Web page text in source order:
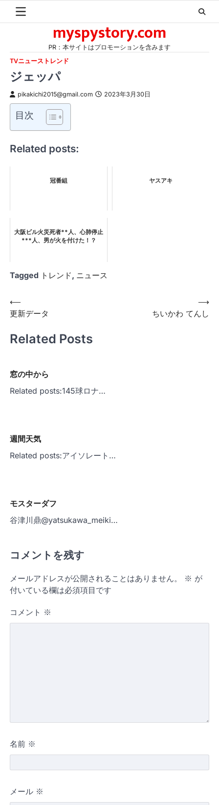
myspystory.com
PR：本サイトはプロモーションを含みます
TVニューストレンド
ジェッパ
pikakichi2015@gmail.com 2023年3月30日
目次
Related posts:
冠番組 ヤスアキ
大阪ビル火災死者**人、心肺停止
***人、男が火を付けた！？
Tagged トレンド, ニュース
投
稿
ナ
ー
シ
⟵
更新データ
ちいかわ てんし
⟶
Related Posts
窓の中から
Related posts:145球ロナ…
週間天気
Related posts:アイソレート…
モスターダフ
谷津川鼎@yatsukawa_meiki…
コメントを残す
メールアドレスが公開されることはありません。 ※ が
付いている欄は必須項目です
コメント ※
名前 ※
メール ※